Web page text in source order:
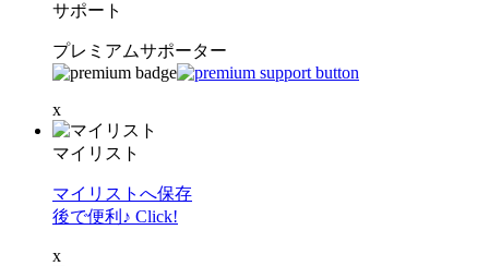
サポート
プレミアムサポーター
x
マイリスト
マイリストへ保存
後で便利♪ Click!
x